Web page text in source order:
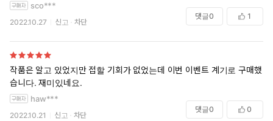
sco***
2022.10.27 신고 차단
댓글0 1
작품은 알고 있었지만 접할 기회가 없었는데 이번 이벤트 계기로 구매했
습니다. 재미있네요.
haw***
2022.10.21 신고 차단
댓글0 0